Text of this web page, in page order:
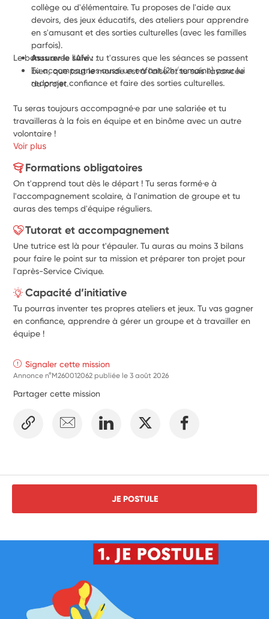
collège ou d'élémentaire. Tu proposes de l'aide aux
devoirs, des jeux éducatifs, des ateliers pour apprendre
en s'amusant et des sorties culturelles (avec les familles
parfois).
Assurer le suivi : tu t'assures que les séances se passent
bien, que tout le monde est à l'aise et tu suis l'avancée
du projet.
Le bonus avec l'Afev :
Tu accompagnes aussi un enfant (2h/semaine) pour lui
redonner confiance et faire des sorties culturelles.
Tu seras toujours accompagné·e par une salariée et tu
travailleras à la fois en équipe et en binôme avec un autre
volontaire !
Voir plus
Formations obligatoires
On t'apprend tout dès le départ ! Tu seras formé·e à
l'accompagnement scolaire, à l'animation de groupe et tu
auras des temps d'équipe réguliers.
Tutorat et accompagnement
Une tutrice est là pour t'épauler. Tu auras au moins 3 bilans
pour faire le point sur ta mission et préparer ton projet pour
l'après-Service Civique.
Capacité d’initiative
Tu pourras inventer tes propres ateliers et jeux. Tu vas gagner
en confiance, apprendre à gérer un groupe et à travailler en
équipe !
Signaler cette mission
Annonce n°M260012062 publiée le3 août 2026
Partager cette mission
JE POSTULE